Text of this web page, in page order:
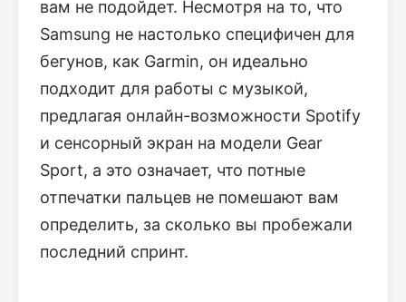
вам не подойдет. Несмотря на то, что
Samsung не настолько специфичен для
бегунов, как Garmin, он идеально
подходит для работы с музыкой,
предлагая онлайн-возможности Spotify
и сенсорный экран на модели Gear
Sport, а это означает, что потные
отпечатки пальцев не помешают вам
определить, за сколько вы пробежали
последний спринт.